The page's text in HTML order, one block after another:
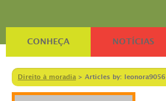
CONHEÇA NOTÍCIAS
Direito à moradia > Articles by: leonora9056